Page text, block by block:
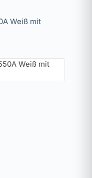
Weiß mit